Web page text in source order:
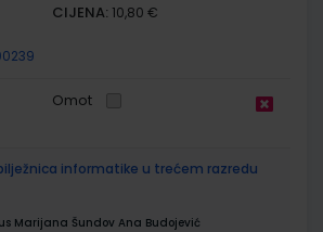
CIJENA: 10,80 €
Omot
bilježnica informatike u trećem razredu
Marijana Šundov Ana Budojević